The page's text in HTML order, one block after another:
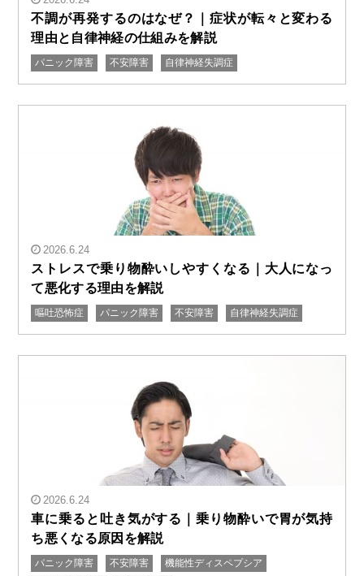
" alt="不調が再発するのはなぜ？｜症状が転々と変わる
不調が再発するのはなぜ？｜症状が転々と変わる
理由と自律神経の仕組みを解説
パニック障害 不安障害 自律神経失調症
" alt="ストレスで乗り物酔いしやすくなる｜大人になっ
2026.6.24
ストレスで乗り物酔いしやすくなる｜大人になっ
て悪化する理由を解説
嘔吐恐怖症 パニック障害 不安障害 自律神経失調症
2026.6.24
車に乗ると吐き気がする｜乗り物酔いで胃が気持
ち悪くなる原因を解説
パニック障害 不安障害
機能性ディスペプシア